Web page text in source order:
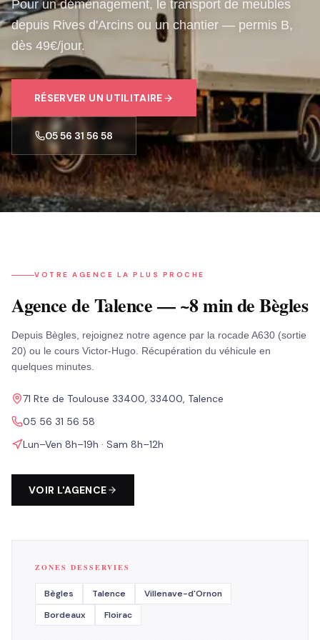
Pour un déménagement, le transport de meubles
depuis Rives d'Arcins ou un chantier — permis B,
dès 49€/jour.
RÉSERVER UN UTILITAIRE
05 56 31 56 58
VOTRE AGENCE LA PLUS PROCHE
Agence de Talence — ~8 min de Bègles
Depuis Bègles, rejoignez notre agence par la rocade A630 (sortie
20) ou le cours Victor-Hugo. Récupération du véhicule en
quelques minutes.
71 Rte de Toulouse 33400, 33400, Talence
05 56 31 56 58
Lun–Ven 8h–19h · Sam 8h–12h
VOIR L'AGENCE
ZONES DESSERVIES
Bègles Talence
Villenave-d'Ornon
Bordeaux
Floirac